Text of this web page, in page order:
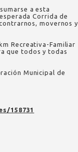
a esta
Corrida de
movernos y
Recreativa-Familiar
que todos y todas
Municipal de
158731